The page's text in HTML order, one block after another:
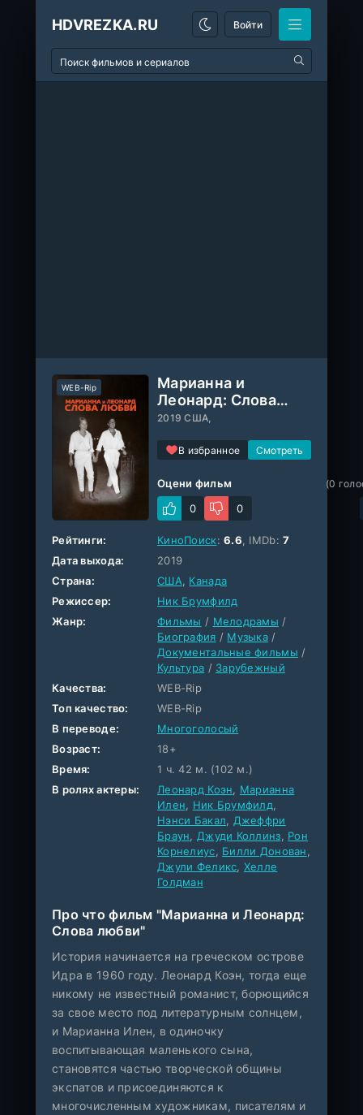
HDVREZKA.RU Войти
Марианна и
Леонард: Слова
любви
2019 США,
В избранное
WEB-Rip
Оцени фильм
0
0
(0
Рейтинги: КиноПоиск:6.6, IMDb:7
Дата выхода:
2019
Страна:
США, Канада
Режиссер:
Ник Брумфилд
Жанр:
Фильмы / Мелодрамы /
Биография / Музыка /
Документальные фильмы /
Культура / Зарубежный
Качества:
WEB-Rip
Топ качество:
WEB-Rip
В переводе:
Многоголосый
Возраст:
18+
Время:
1 ч. 42 м. (102 м.)
В ролях актеры:
Леонард Коэн, Марианна
Илен, Ник Брумфилд,
Нэнси Бакал, Джеффри
Браун, Джуди Коллинз, Рон
Корнелиус, Билли Донован ,
Джули Феликс, Хелле
Голдман
Про что фильм "Марианна и Леонард:
Слова любви"
История начинается на греческом острове
Идра в 1960 году. Леонард Коэн, тогда еще
никому не известный романист, борющийся
за свое место под литературным солнцем,
и Марианна Илен, в одиночку
воспитывающая маленького сына,
становятся частью творческой общины
экспатов и присоединяются к
многочисленным художникам, писателям и